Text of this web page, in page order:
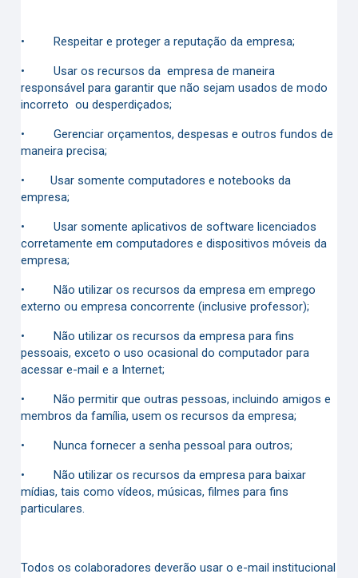
•Respeitar e proteger a reputação da empresa;
•Usar os recursos da empresa de maneira
responsável para garantir que não sejam usados de modo
incorreto ou desperdiçados;
•Gerenciar orçamentos, despesas e outros fundos de
maneira precisa;
•Usar somente computadores e notebooks da
empresa;
•Usar somente aplicativos de software licenciados
corretamente em computadores e dispositivos móveis da
empresa;
•Não utilizar os recursos da empresa em emprego
externo ou empresa concorrente (inclusive professor);
•Não utilizar os recursos da empresa para fins
pessoais, exceto o uso ocasional do computador para
acessar e-mail e a Internet;
•Não permitir que outras pessoas, incluindo amigos e
membros da família, usem os recursos da empresa;
•Nunca fornecer a senha pessoal para outros;
•Não utilizar os recursos da empresa para baixar
mídias, tais como vídeos, músicas, filmes para fins
particulares.
Todos os colaboradores deverão usar o e-mail institucional